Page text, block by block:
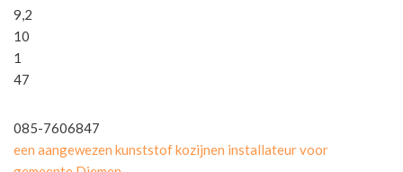
9,2
10
1
47
085-7606847
een aangewezen kunststof kozijnen installateur voor